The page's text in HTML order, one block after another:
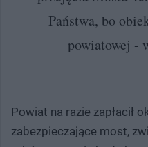
Państwa, bo
powiatowej -
Powiat na razie zapłacił
zabezpieczające most,